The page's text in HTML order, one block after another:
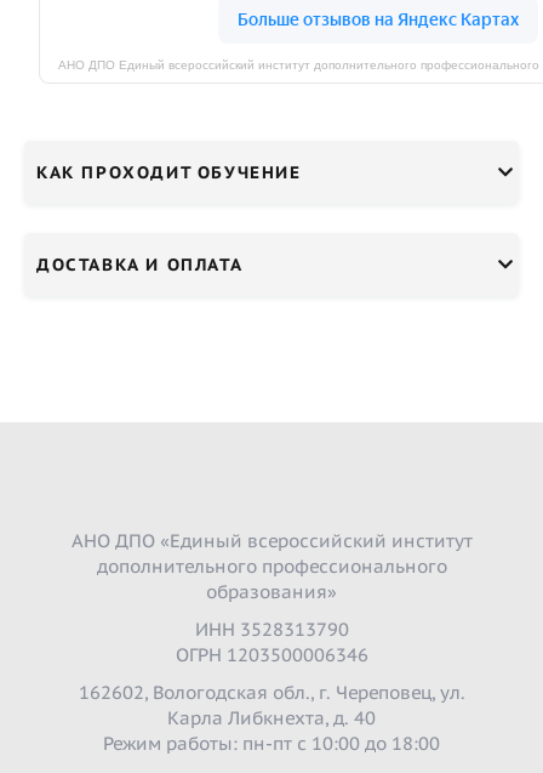
КАК ПРОХОДИТ ОБУЧЕНИЕ
ДОСТАВКА И ОПЛАТА
АНО ДПО «Единый всероссийский институт
дополнительного профессионального
образования»
ИНН 3528313790
ОГРН 1203500006346
162602, Вологодская обл., г. Череповец, ул.
Карла Либкнехта, д. 40
Режим работы: пн-пт с 10:00 до 18:00